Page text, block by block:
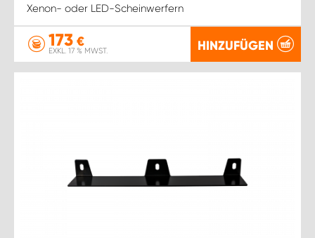
Xenon- oder LED-Scheinwerfern
173 €
EXKL. 17 % MWST. HINZUFÜGEN